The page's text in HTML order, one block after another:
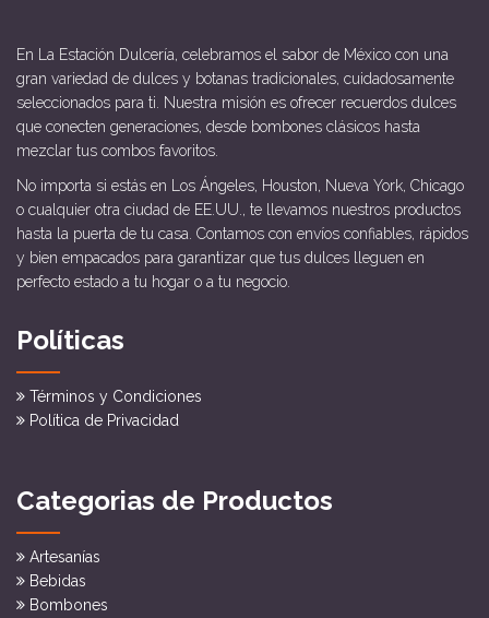
En La Estación Dulcería, celebramos el sabor de México con una
gran variedad de dulces y botanas tradicionales, cuidadosamente
seleccionados para ti. Nuestra misión es ofrecer recuerdos dulces
que conecten generaciones, desde bombones clásicos hasta
mezclar tus combos favoritos.
No importa si estás en Los Ángeles, Houston, Nueva York, Chicago
o cualquier otra ciudad de EE.UU., te llevamos nuestros productos
hasta la puerta de tu casa. Contamos con envíos confiables, rápidos
y bien empacados para garantizar que tus dulces lleguen en
perfecto estado a tu hogar o a tu negocio.
Políticas
Términos y Condiciones
Política de Privacidad
Categorias de Productos
Artesanías
Bebidas
Bombones